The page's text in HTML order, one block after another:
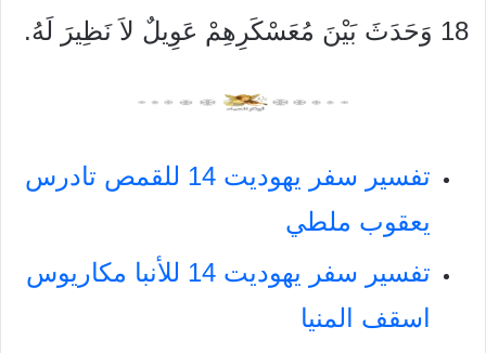
18 وَحَدَثَ بَيْنَ مُعَسْكَرِهِمْ عَوِيلٌ لاَ نَظِيرَ لَهُ.
تفسير سفر يهوديت 14 للقمص تادرس
يعقوب ملطي
تفسير سفر يهوديت 14 للأنبا مكاريوس
اسقف المنيا